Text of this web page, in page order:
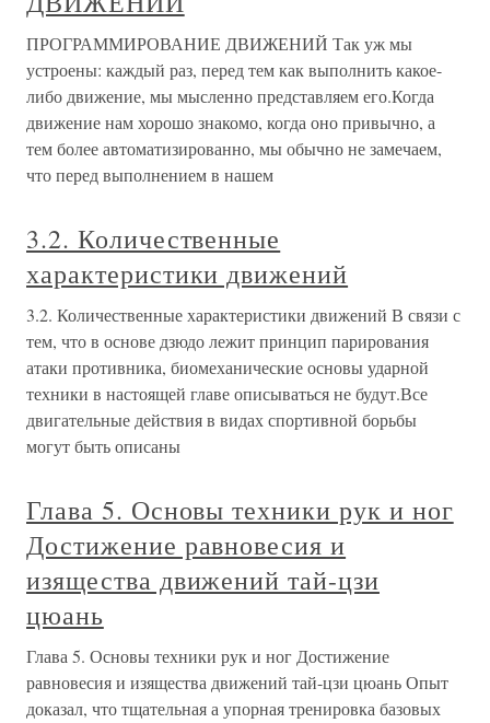
ПРОГРАММИРОВАНИЕ ДВИЖЕНИЙ Так уж мы
устроены: каждый раз, перед тем как выполнить какое-
либо движение, мы мысленно представляем его.Когда
движение нам хорошо знакомо, когда оно привычно, а
тем более автоматизированно, мы обычно не замечаем,
что перед выполнением в нашем
3.2. Количественные
характеристики движений
3.2. Количественные характеристики движений В связи с
тем, что в основе дзюдо лежит принцип парирования
атаки противника, биомеханические основы ударной
техники в настоящей главе описываться не будут.Все
двигательные действия в видах спортивной борьбы
могут быть описаны
Глава 5. Основы техники рук и ног
Достижение равновесия и
изящества движений тай-цзи
цюань
Глава 5. Основы техники рук и ног Достижение
равновесия и изящества движений тай-цзи цюань Опыт
доказал, что тщательная а упорная тренировка базовых